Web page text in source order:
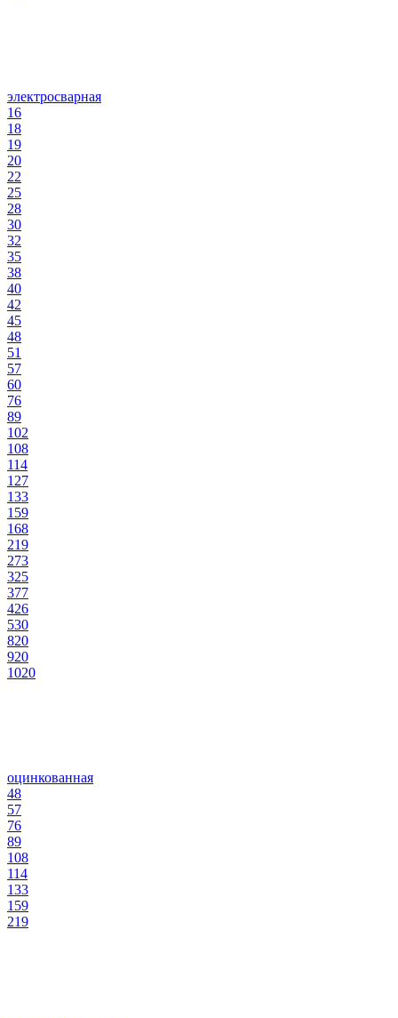
электросварная
16
18
19
20
22
25
28
30
32
35
38
40
42
45
48
51
57
60
76
89
102
108
114
127
133
159
168
219
273
325
377
426
530
820
920
1020
оцинкованная
48
57
76
89
108
114
133
159
219